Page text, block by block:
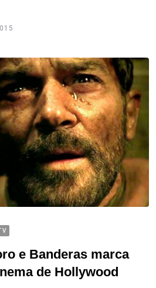
e Banderas marca
de Hollywood